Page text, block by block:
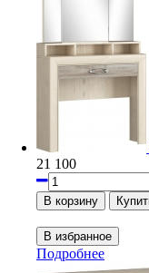
21 100
Подробнее